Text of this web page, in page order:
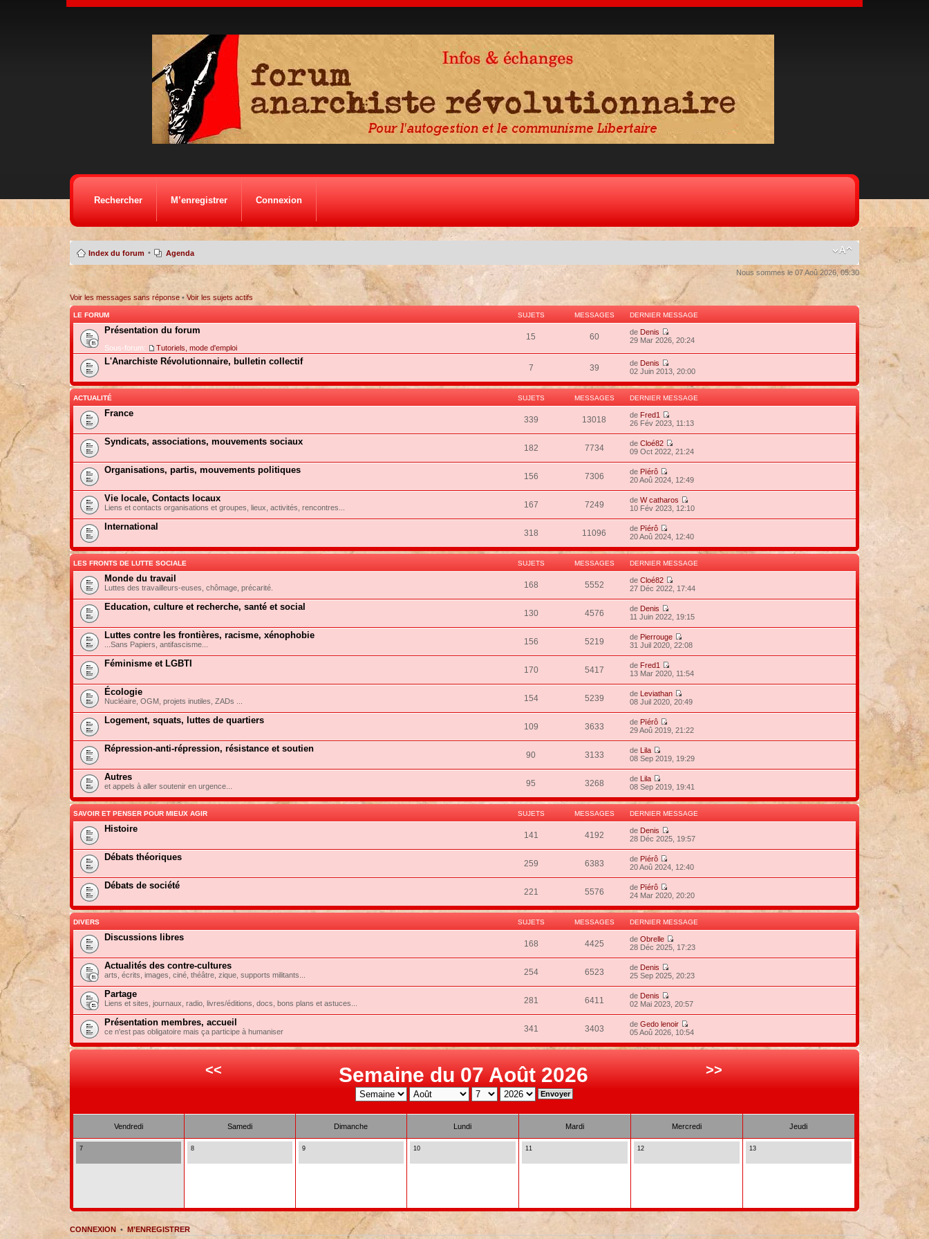
Rechercher M’enregistrer Connexion
Index du forum • Agenda
Nous sommes le 07 Aoû 2026, 05:30
Voir les messages sans réponse• Voir les sujets actifs
LE FORUM SUJETS MESSAGES DERNIER MESSAGE
Présentation du forum
Sous-forum: Tutoriels, mode d'emploi
15 60 de Denis
29 Mar 2026, 20:24
L'Anarchiste Révolutionnaire, bulletin collectif
7 39 de Denis
02 Juin 2013, 20:00
ACTUALITÉ SUJETS MESSAGES DERNIER MESSAGE
France
339 13018 de Fred1
26 Fév 2023, 11:13
Syndicats, associations, mouvements sociaux
182 7734 deCloé82
09 Oct 2022, 21:24
Organisations, partis, mouvements politiques
156 7306 de Pïérô
20 Aoû 2024, 12:49
Vie locale, Contacts locaux
Liens et contacts organisations et groupes, lieux, activités, rencontres... 167 7249 deW catharos
10 Fév 2023, 12:10
International
318 11096 de Pïérô
20 Aoû 2024, 12:40
LES FRONTS DE LUTTE SOCIALE SUJETS MESSAGES DERNIER MESSAGE
Monde du travail
Luttes des travailleurs-euses, chômage, précarité. 168 5552 deCloé82
27 Déc 2022, 17:44
Education, culture et recherche, santé et social
130 4576 de Denis
11 Juin 2022, 19:15
Luttes contre les frontières, racisme, xénophobie
...Sans Papiers, antifascisme... 156 5219 de Pierrouge
31 Juil 2020, 22:08
Féminisme et LGBTI
170 5417 de Fred1
13 Mar 2020, 11:54
Écologie
Nucléaire, OGM, projets inutiles, ZADs ... 154 5239 de Leviathan
08 Juil 2020, 20:49
Logement, squats, luttes de quartiers
109 3633 de Pïérô
29 Aoû 2019, 21:22
Répression-anti-répression, résistance et soutien
90 3133 de Lila
08 Sep 2019, 19:29
Autres
et appels à aller soutenir en urgence... 95 3268 de Lila
08 Sep 2019, 19:41
SAVOIR ET PENSER POUR MIEUX AGIR SUJETS MESSAGES DERNIER MESSAGE
Histoire
141 4192 de Denis
28 Déc 2025, 19:57
Débats théoriques
259 6383 de Pïérô
20 Aoû 2024, 12:40
Débats de société
221 5576 de Pïérô
24 Mar 2020, 20:20
DIVERS SUJETS MESSAGES DERNIER MESSAGE
Discussions libres
168 4425 deObrelle
28 Déc 2025, 17:23
Actualités des contre-cultures
arts, écrits, images, ciné, théâtre, zique, supports militants... 254 6523 de Denis
25 Sep 2025, 20:23
Partage
Liens et sites, journaux, radio, livres/éditions, docs, bons plans et astuces... 281 6411 de Denis
02 Mai 2023, 20:57
Présentation membres, accueil
ce n'est pas obligatoire mais ça participe à humaniser 341 3403 deGedo lenoir
05 Aoû 2026, 10:54
<< Semaine du 07 Août 2026 >>
Vendredi Samedi Dimanche Lundi Mardi Mercredi Jeudi
7 8 9 10 11 12 13
CONNEXION• M’ENREGISTRER